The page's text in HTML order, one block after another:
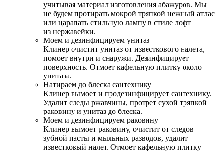
учитывая материал изготовления абажуров. Мы
не будем протирать мокрой тряпкой нежный атлас
или царапать стильную лампу в стиле лофт
из нержавейки.
Моем и дезинфицируем унитаз
Клинер очистит унитаз от известкового налета,
помоет внутри и снаружи. Дезинфицирует
поверхность. Отмоет кафельную плитку около
унитаза.
Натираем до блеска сантехнику
Клинер вымоет и продезинфицирует сантехнику.
Удалит следы ржавчины, протрет сухой тряпкой
раковину и унитаз до блеска.
Моем и дезинфицируем раковину
Клинер вымоет раковину, очистит от следов
зубной пасты и мыльных разводов, удалит
известковый налет. Отмоет кафельную плитку